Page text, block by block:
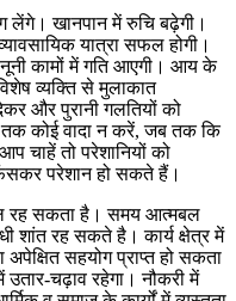
लेंगे। खानपान में रुचि बढ़ेगी।
यात्रा सफल होगी।
कामों में गति आएगी। आय के
व्यक्ति से मुलाकात
और पुरानी गलतियों को
कोई वादा न करें, जब तक कि
चाहें तो परेशानियों को
परेशान हो सकते हैं।
रह सकता है। समय आत्मबल
शांत रह सकते है। कार्य क्षेत्र में
सहयोग प्राप्त हो सकता
उतार-चढ़ाव रहेगा। नौकरी में